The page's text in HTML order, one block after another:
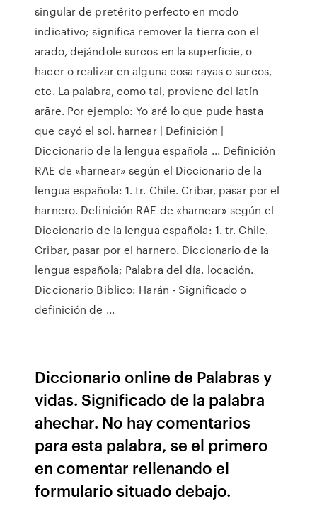
singular de pretérito perfecto en modo
indicativo; significa remover la tierra con el
arado, dejándole surcos en la superficie, o
hacer o realizar en alguna cosa rayas o surcos,
etc. La palabra, como tal, proviene del latín
arāre. Por ejemplo: Yo aré lo que pude hasta
que cayó el sol. harnear | Definición |
Diccionario de la lengua española ... Definición
RAE de «harnear» según el Diccionario de la
lengua española: 1. tr. Chile. Cribar, pasar por el
harnero. Definición RAE de «harnear» según el
Diccionario de la lengua española: 1. tr. Chile.
Cribar, pasar por el harnero. Diccionario de la
lengua española; Palabra del día. locación.
Diccionario Biblico: Harán - Significado o
definición de ...
Diccionario online de Palabras y
vidas. Significado de la palabra
ahechar. No hay comentarios
para esta palabra, se el primero
en comentar rellenando el
formulario situado debajo.